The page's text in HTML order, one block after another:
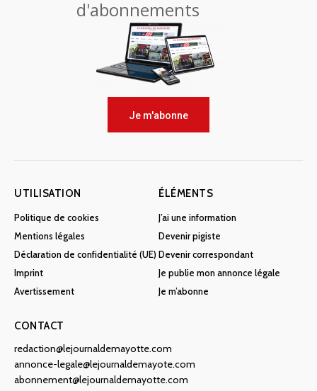
d'abonnements
Je m'abonne
UTILISATION
Politique de cookies
Mentions légales
Déclaration de confidentialité (UE)
Imprint
Avertissement
ÉLÉMENTS
J’ai une information
Devenir pigiste
Devenir correspondant
Je publie mon annonce légale
Je m’abonne
CONTACT
redaction@lejournaldemayotte.com
annonce-legale@lejournaldemayote.com
abonnement@lejournaldemayotte.com